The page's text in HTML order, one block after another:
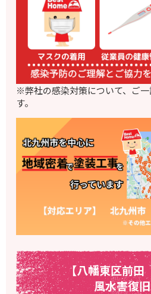
※弊社の感染対策について、ご
す。
【八幡東区前
風水害復